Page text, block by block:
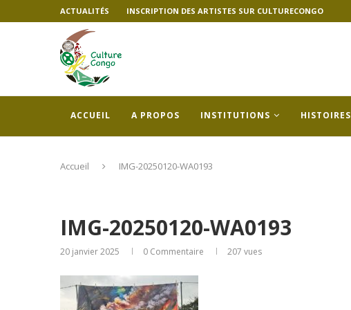
ACTUALITÉS INSCRIPTION DES ARTISTES SUR CULTURECONGO
ACCUEIL A PROPOS INSTITUTIONS HISTOIRES
Accueil IMG-20250120-WA0193
IMG-20250120-WA0193
20 janvier 2025 0 Commentaire 207 vues